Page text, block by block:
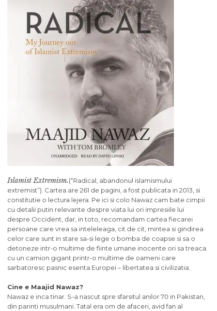
Islamist Extremism.(“Radical, abandonul islamismului
extremist”). Cartea are 261 de pagini, a fost publicata in 2013, si
constitutie o lectura lejera. Pe ici si colo Nawaz cam bate cimpii
cu detalii putin relevante despre viata lui ori impresiile lui
despre Occident, dar, in toto, recomandam cartea fiecarei
persoane care vrea sa inteleleaga, cit de cit, mintea si gindirea
celor care sunt in stare sa-si lege o bomba de coapse si sa o
detoneze intr-o multime de fiinte umane inocente ori sa treaca
cu un camion gigant printr-o multime de oameni care
sarbatoresc pasnic esenta Europei – libertatea si civilizatia.
Cine e Maajid Nawaz?
Nawaz e inca tinar. S-a nascut spre sfarsitul anilor 70 in Pakistan,
din parinti musulmani. Tatal era om de afaceri, avid fan al